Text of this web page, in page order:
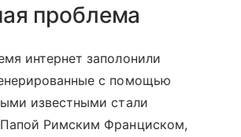
проблема
интернет заполонили
с помощью
известными стали
Римским Франциском,